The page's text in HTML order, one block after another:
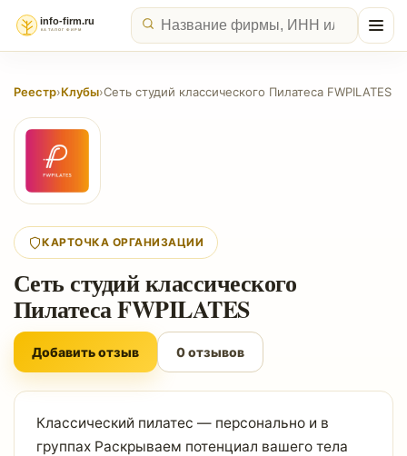
Реестр›Клубы›Сеть студий классического Пилатеса FWPILATES
КАРТОЧКА ОРГАНИЗАЦИИ
Сеть студий классического
Пилатеса FWPILATES
Добавить отзыв 0 отзывов
Классический пилатес — персонально и в
группах Раскрываем потенциал вашего тела